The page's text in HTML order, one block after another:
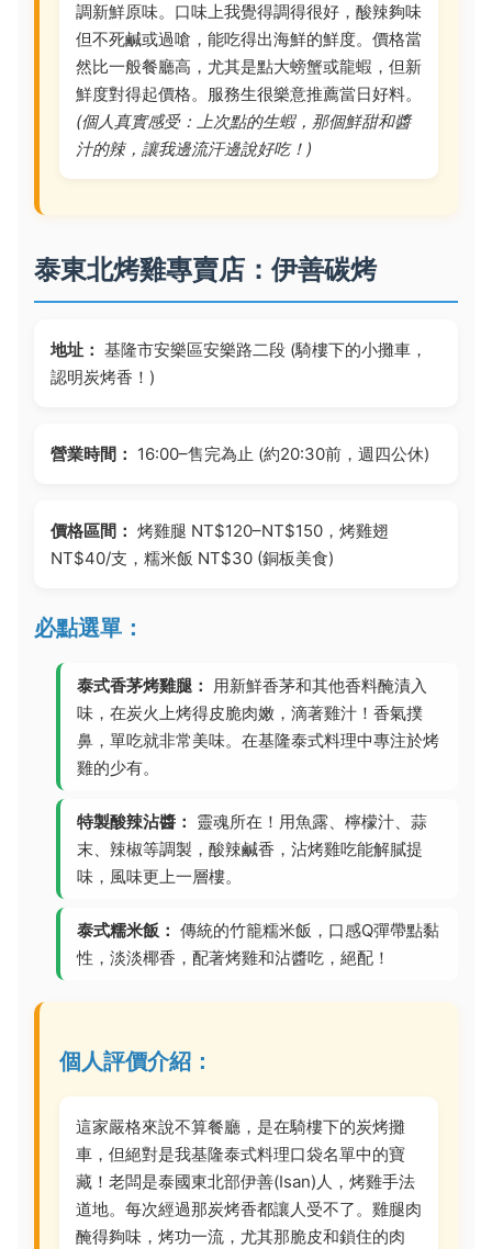
調新鮮原味。口味上我覺得調得很好，酸辣夠味
但不死鹹或過嗆，能吃得出海鮮的鮮度。價格當
然比一般餐廳高，尤其是點大螃蟹或龍蝦，但新
鮮度對得起價格。服務生很樂意推薦當日好料。
(個人真實感受：上次點的生蝦，那個鮮甜和醬
汁的辣，讓我邊流汗邊說好吃！)
泰東北烤雞專賣店：伊善碳烤
地址： 基隆市安樂區安樂路二段 (騎樓下的小攤車，
認明炭烤香！)
營業時間： 16:00–售完為止 (約20:30前，週四公休)
價格區間： 烤雞腿 NT$120–NT$150，烤雞翅
NT$40/支，糯米飯 NT$30 (銅板美食)
必點選單：
泰式香茅烤雞腿： 用新鮮香茅和其他香料醃漬入
味，在炭火上烤得皮脆肉嫩，滴著雞汁！香氣撲
鼻，單吃就非常美味。在基隆泰式料理中專注於烤
雞的少有。
特製酸辣沾醬： 靈魂所在！用魚露、檸檬汁、蒜
末、辣椒等調製，酸辣鹹香，沾烤雞吃能解膩提
味，風味更上一層樓。
泰式糯米飯： 傳統的竹籠糯米飯，口感Q彈帶點黏
性，淡淡椰香，配著烤雞和沾醬吃，絕配！
個人評價介紹：
這家嚴格來說不算餐廳，是在騎樓下的炭烤攤
車，但絕對是我基隆泰式料理口袋名單中的寶
藏！老闆是泰國東北部伊善(Isan)人，烤雞手法
道地。每次經過那炭烤香都讓人受不了。雞腿肉
醃得夠味，烤功一流，尤其那脆皮和鎖住的肉